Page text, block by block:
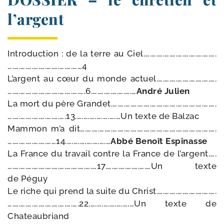
l’argent
Introduction : de la terre au Ciel.….….….….….….….….….….….
….….….….….….….….….….……4
L’argent au cœur du monde actuel.….….….….….….….….….
….….….….….….….….….….….….6.….….….….….….…André Julien
La mort du père Grandet.….….….….….….….….….….….….….….….….
….….….….….….….….….13.….….….….….….…Un texte de Balzac
Mammon m’a dit….….….….….….….….….….….….….….….….….….….….….
….….….….….….……14.….….….….….….…Abbé Benoît Espinasse
La France du tra­vail contre la France de l’argent.….
….….….….….….….….….….….….….…17.….….….….….….…Un texte
de Péguy
Le riche qui prend la suite du Christ.….….….….….….….….….
….….….….….….….….….….….22.….….….….….….…Un texte de
Chateaubriand